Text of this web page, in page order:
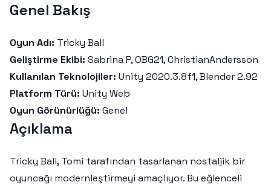
Genel Bakış
Oyun Adı: Tricky Ball
Geliştirme Ekibi: Sabrina P, OBG21, ChristianAndersson
Kullanılan Teknolojiler: Unity 2020.3.8f1, Blender 2.92
Platform Türü: Unity Web
Oyun Görünürlüğü: Genel
Açıklama
Tricky Ball, Tomi tarafından tasarlanan nostaljik bir
oyuncağı modernleştirmeyi amaçlıyor. Bu eğlenceli